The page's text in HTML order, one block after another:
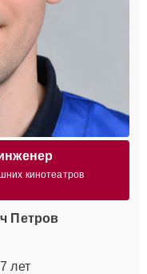
кинотеатров
Петров
лет